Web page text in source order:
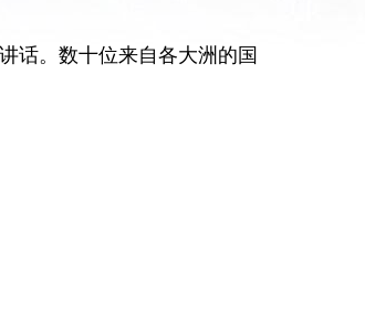
话。数十位来自各大洲的国